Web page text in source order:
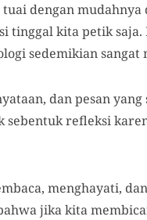
dengan mudahnya
tinggal kita petik
sedemikian sangat
dan pesan
refleksi
menghayati,
jika kita